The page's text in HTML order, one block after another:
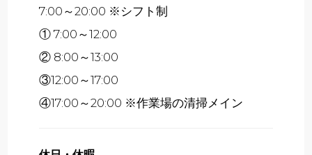
7:00～20:00 ※シフト制
① 7:00～12:00
② 8:00～13:00
③12:00～17:00
④17:00～20:00 ※作業場の清掃メイン